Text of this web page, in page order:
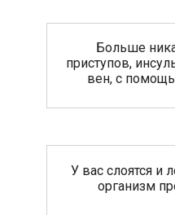
Больше
приступов,
вен, с
У вас слоятся и
организм